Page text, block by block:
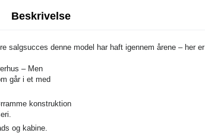
Beskrivelse
salgsucces denne model har haft igennem årene – her er
– Men
går i et med
konstruktion
og kabine.